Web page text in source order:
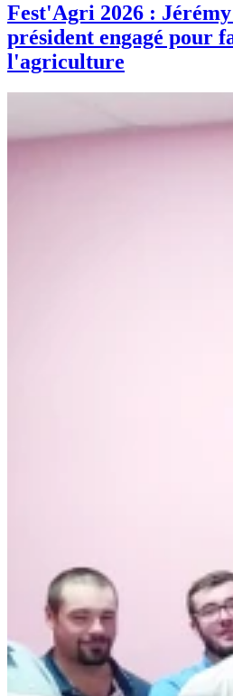
Fest'Agri 2026 :
président engagé pour
l'agriculture